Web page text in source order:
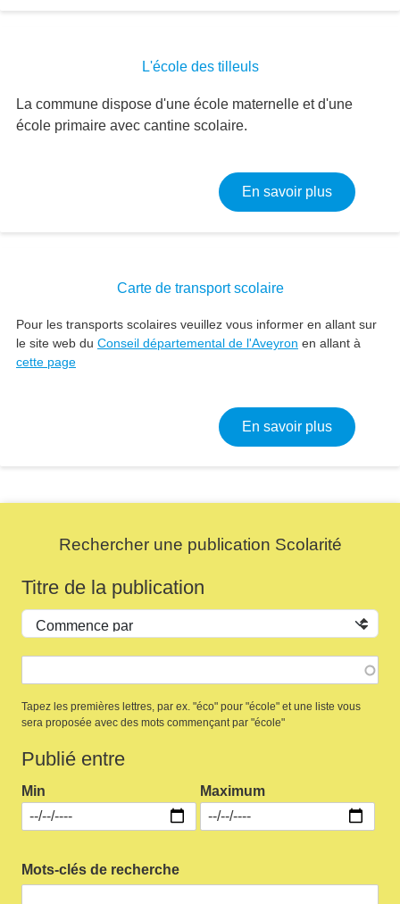
L'école des tilleuls
La commune dispose d'une école maternelle et d'une
école primaire avec cantine scolaire.
En savoir plussur
Carte de transport scolaire
Pour les transports scolaires veuillez vous informer en allant sur
le site web du Conseil départemental de l'Aveyron en allant à
cette page
En savoir plussur Carte
Rechercher une publication Scolarité
Titre de la publication
Opérateur
Tapez les premières lettres, par ex. "éco" pour "école" et une liste vous
sera proposée avec des mots commençant par "école"
Publié entre
Min Maximum
Mots-clés de recherche